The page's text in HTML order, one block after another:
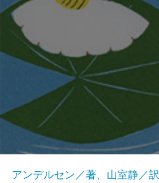
アンデルセン／著、山室静／訳